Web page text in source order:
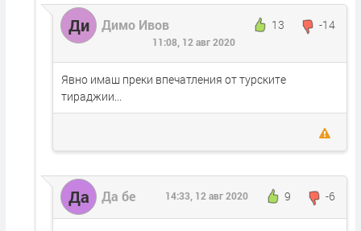
Ди Димо Ивов 13 -14
11:08, 12 авг 2020
Явно имаш преки впечатления от турските
тираджии...
Да Да бе 9 -6
14:33, 12 авг 2020